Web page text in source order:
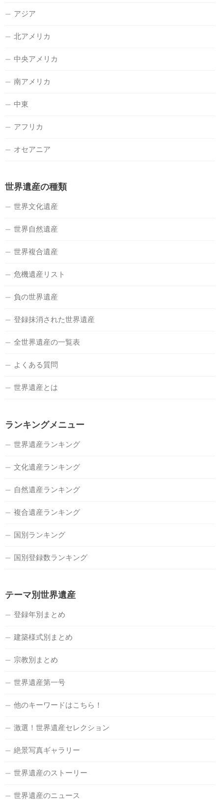
アジア
北アメリカ
中央アメリカ
南アメリカ
中東
アフリカ
オセアニア
世界遺産の種類
世界文化遺産
世界自然遺産
世界複合遺産
危機遺産リスト
負の世界遺産
登録抹消された世界遺産
全世界遺産の一覧表
よくある質問
世界遺産とは
ランキングメニュー
世界遺産ランキング
文化遺産ランキング
自然遺産ランキング
複合遺産ランキング
国別ランキング
国別登録数ランキング
テーマ別世界遺産
登録年別まとめ
建築様式別まとめ
宗教別まとめ
世界遺産第一号
他のキーワードはこちら！
激選！世界遺産セレクション
絶景写真ギャラリー
世界遺産のストーリー
世界遺産のニュース